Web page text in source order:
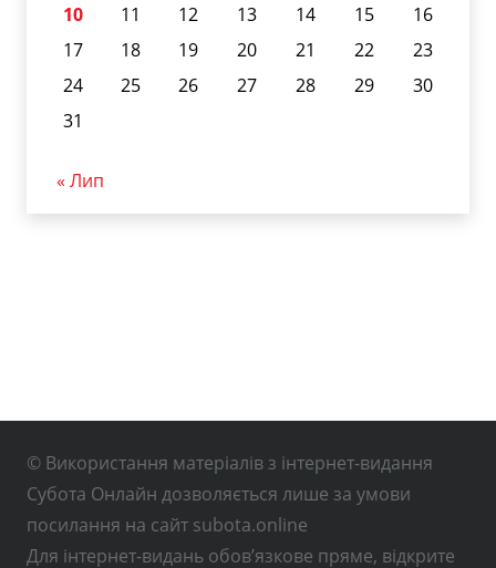
10
11 12 13 14 15
16
17
18 19 20 21 22
23
24
25 26 27 28 29
30
31
« Лип
© Використання матеріалів з інтернет-видання
Субота Онлайн дозволяється лише за умови
посилання на сайт subota.online
Для інтернет-видань обов’язкове пряме, відкрите